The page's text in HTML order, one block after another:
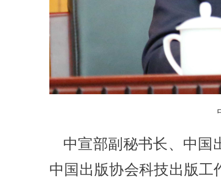
中宣部副秘书长、中国
中国出版协会科技出版工